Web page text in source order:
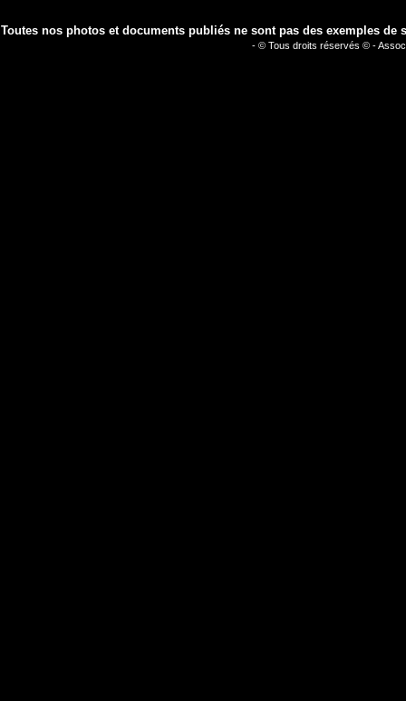
Toutes nos photos et documents publiés ne sont pas des exemples
- © Tous droits réservés © -